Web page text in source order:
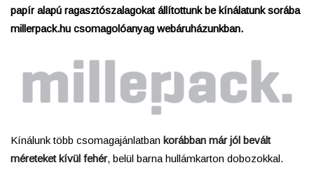
papír alapú ragasztószalagokat állítottunk be kínálatunk sorába
millerpack.hu csomagolóanyag webáruházunkban.
Kínálunk több csomagajánlatban korábban már jól bevált
méreteket kívül fehér, belül barna hullámkarton dobozokkal.